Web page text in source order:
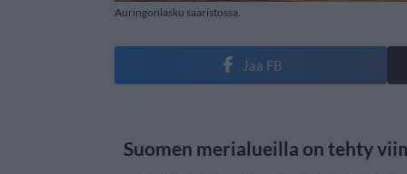
Auringonlasku saaristossa.
Jaa FB
Suomen merialueilla on tehty